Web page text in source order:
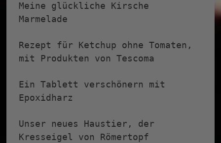
Meine glückliche Kirsche
Marmelade
Rezept für Ketchup ohne Tomaten,
mit Produkten von Tescoma
Ein Tablett verschönern mit
Epoxidharz
Unser neues Haustier, der
Kresseigel von Römertopf